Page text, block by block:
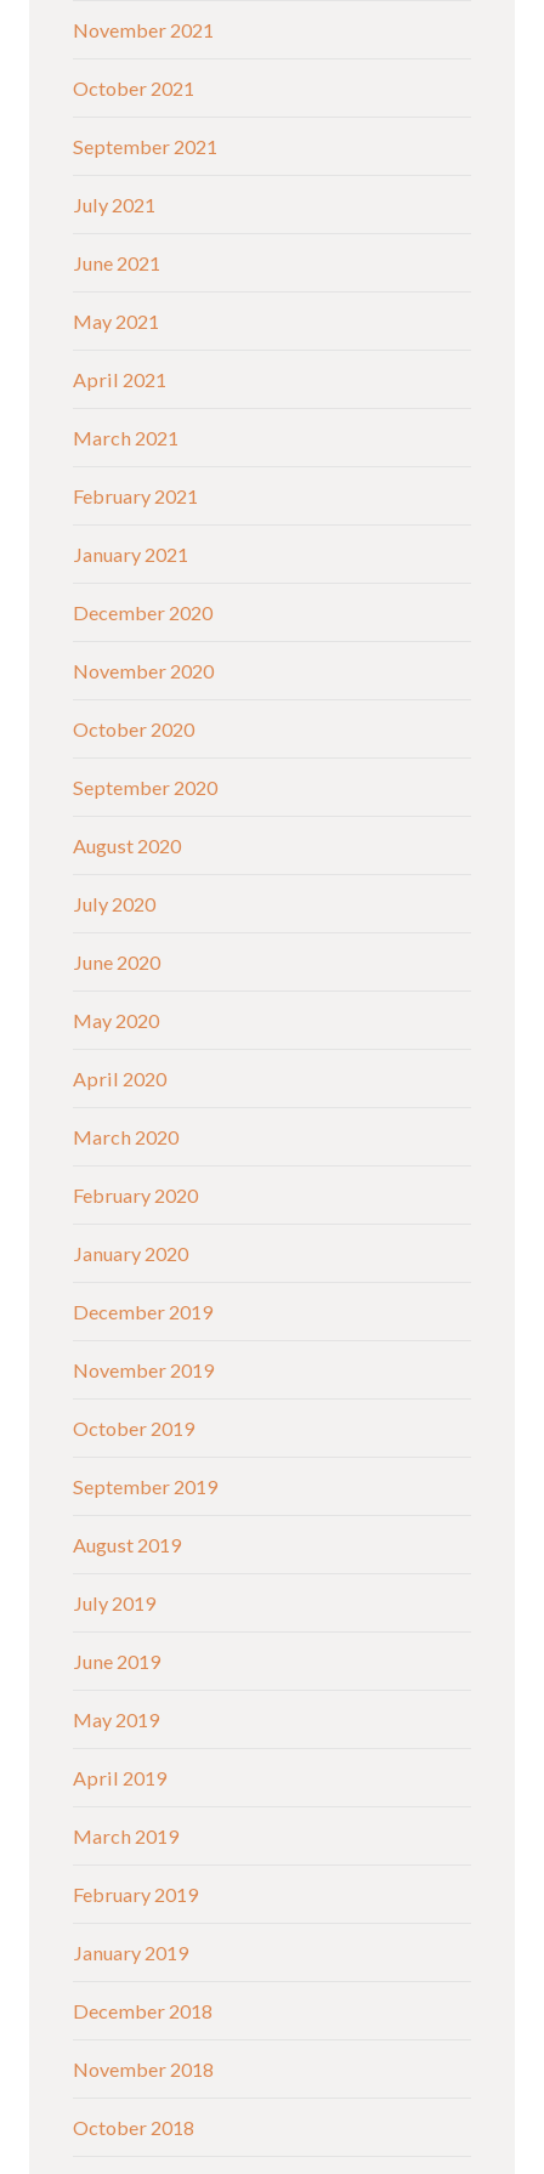
November 2021
October 2021
September 2021
July 2021
June 2021
May 2021
April 2021
March 2021
February 2021
January 2021
December 2020
November 2020
October 2020
September 2020
August 2020
July 2020
June 2020
May 2020
April 2020
March 2020
February 2020
January 2020
December 2019
November 2019
October 2019
September 2019
August 2019
July 2019
June 2019
May 2019
April 2019
March 2019
February 2019
January 2019
December 2018
November 2018
October 2018